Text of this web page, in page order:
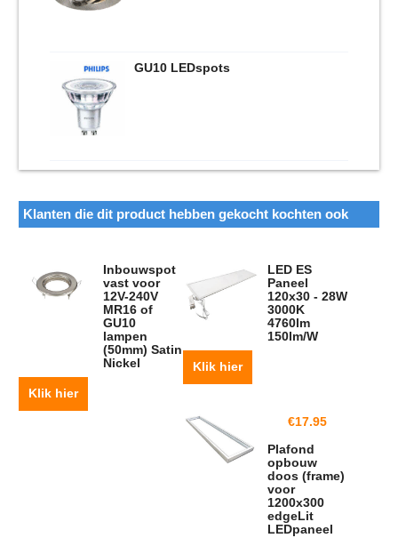
GU10 LEDspots
Klanten die dit product hebben gekocht kochten ook
Inbouwspot
vast voor
12V-240V
MR16 of
GU10
lampen
(50mm) Satin
Nickel
Klik hier
LED ES
Paneel
120x30 - 28W
3000K
4760lm
150lm/W
Klik hier
€17.95
Plafond
opbouw
doos (frame)
voor
1200x300
edgeLit
LEDpaneel